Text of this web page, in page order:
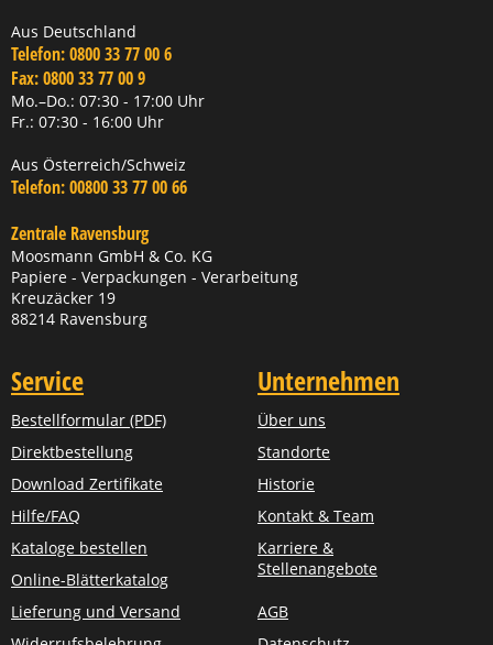
Aus Deutschland
Telefon:0800 33 77 00 6
Fax:0800 33 77 00 9
Mo.–Do.: 07:30 - 17:00 Uhr
Fr.: 07:30 - 16:00 Uhr
Aus Österreich/Schweiz
Telefon:00800 33 77 00 66
Zentrale Ravensburg
Moosmann GmbH & Co. KG
Papiere - Verpackungen - Verarbeitung
Kreuzäcker 19
88214 Ravensburg
Service
Bestellformular (PDF)
Direktbestellung
Download Zertifikate
Hilfe/FAQ
Kataloge bestellen
Online-Blätterkatalog
Lieferung und Versand
Unternehmen
Über uns
Standorte
Historie
Kontakt & Team
Karriere &
Stellenangebote
AGB